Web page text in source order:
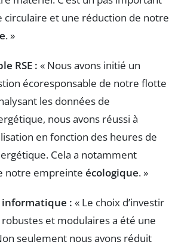
circulaire et une réduction de notre
. »
RSE : « Nous avons initié un
écoresponsable de notre flotte
les données de
nous avons réussi à
en fonction des heures de
Cela a notamment
notre empreinte écologique. »
: « Le choix d’investir
et modulaires a été une
seulement nous avons réduit